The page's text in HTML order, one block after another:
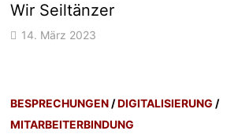
Wir Seiltänzer
14. März 2023
BESPRECHUNGEN /DIGITALISIERUNG /
MITARBEITERBINDUNG